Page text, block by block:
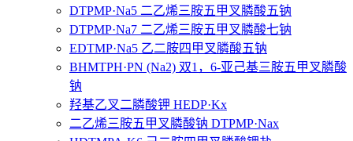
DTPMP·Na5 二乙烯三胺五甲叉膦酸五钠
DTPMP·Na7 二乙烯三胺五甲叉膦酸七钠
EDTMP·Na5 乙二胺四甲叉膦酸五钠
BHMTPH·PN (Na2) 双1，6-亚己基三胺五甲叉膦酸
钠
羟基乙叉二膦酸钾 HEDP·Kx
二乙烯三胺五甲叉膦酸钠 DTPMP·Nax